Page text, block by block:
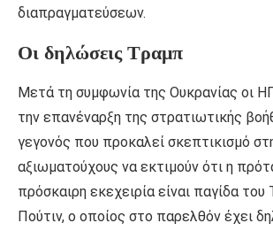
διαπραγματεύσεων.
Οι δηλώσεις Τραμπ
Μετά τη συμφωνία της Ουκρανίας οι
την επανέναρξη της στρατιωτικής
γεγονός που προκαλεί σκεπτικισμό
αξιωματούχους να εκτιμούν ότι η
πρόσκαιρη εκεχειρία είναι παγίδα
Πούτιν, ο οποίος στο παρελθόν έχει